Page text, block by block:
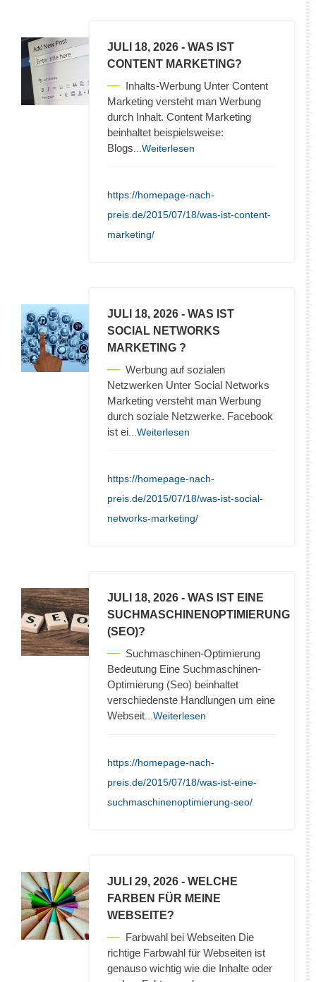
JULI 18, 2026 - WAS IST
CONTENT MARKETING?
Inhalts-Werbung Unter Content
Marketing versteht man Werbung
durch Inhalt. Content Marketing
beinhaltet beispielsweise:
Blogs ...Weiterlesen
https://homepage-nach-
preis.de/2015/07/18/was-ist-content-
marketing/
JULI 18, 2026 - WAS IST
SOCIAL NETWORKS
MARKETING ?
Werbung auf sozialen
Netzwerken Unter Social Networks
Marketing versteht man Werbung
durch soziale Netzwerke. Facebook
ist ei ...Weiterlesen
https://homepage-nach-
preis.de/2015/07/18/was-ist-social-
networks-marketing/
JULI 18, 2026 - WAS IST EINE
SUCHMASCHINENOPTIMIERUNG
(SEO)?
Suchmaschinen-Optimierung
Bedeutung Eine Suchmaschinen-
Optimierung (Seo) beinhaltet
verschiedenste Handlungen um eine
Webseit ...Weiterlesen
https://homepage-nach-
preis.de/2015/07/18/was-ist-eine-
suchmaschinenoptimierung-seo/
JULI 29, 2026 - WELCHE
FARBEN FÜR MEINE
WEBSEITE?
Farbwahl bei Webseiten Die
richtige Farbwahl für Webseiten ist
genauso wichtig wie die Inhalte oder